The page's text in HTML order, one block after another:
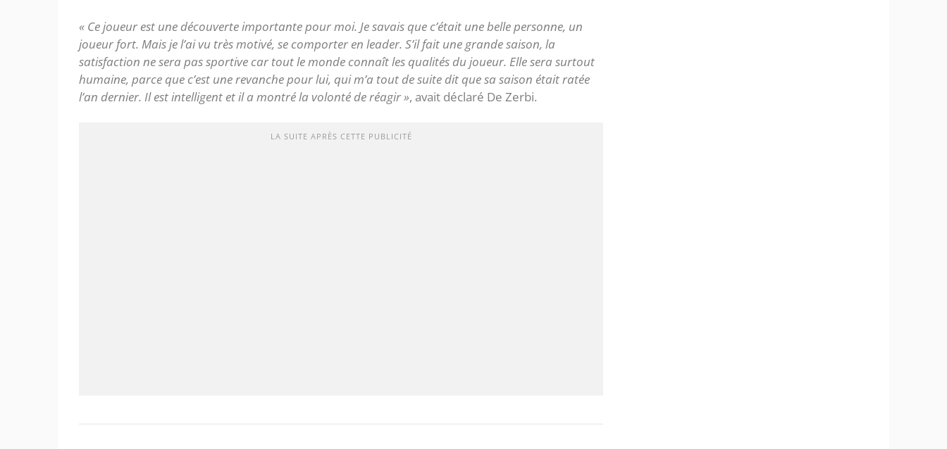
« Ce joueur est une découverte importante pour moi. Je savais que c’était une belle personne, un
joueur fort. Mais je l’ai vu très motivé, se comporter en leader. S’il fait une grande saison, la
satisfaction ne sera pas sportive car tout le monde connaît les qualités du joueur. Elle sera surtout
humaine, parce que c’est une revanche pour lui, qui m’a tout de suite dit que sa saison était ratée
l’an dernier. Il est intelligent et il a montré la volonté de réagir », avait déclaré De Zerbi.
LA SUITE APRÈS CETTE PUBLICITÉ